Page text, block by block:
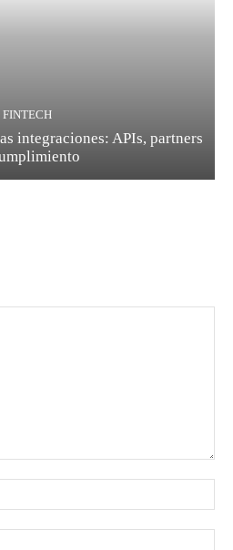
FINTECH
integraciones: APIs, partners